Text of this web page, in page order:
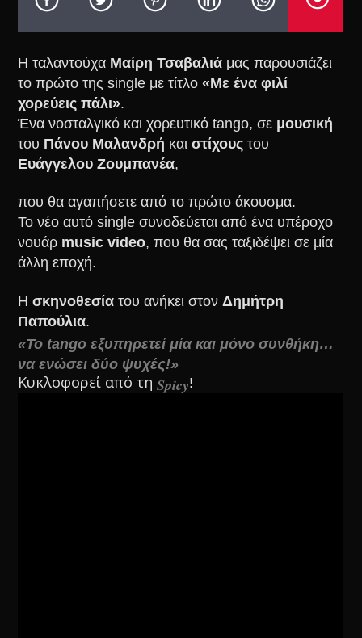
Η ταλαντούχα Μαίρη Τσαβαλιά μας παρουσιάζει
το πρώτο της single με τίτλο«Με ένα φιλί
χορεύεις πάλι».
Ένα νοσταλγικό και χορευτικό tango, σε μουσική
του Πάνου Μαλανδρή καιστίχους του
Ευάγγελου Ζουμπανέα,
που θα αγαπήσετε από το πρώτο άκουσμα.
Το νέο αυτό single συνοδεύεται από ένα υπέροχο
νουάρ music video, που θα σας ταξιδέψει σε μία
άλλη εποχή.
Ησκηνοθεσία του ανήκει στονΔημήτρη
Παπούλια.
«Το tango εξυπηρετεί μία και μόνο συνθήκη…
να ενώσει δύο ψυχές!»
Κυκλοφορεί από τη Spicy!